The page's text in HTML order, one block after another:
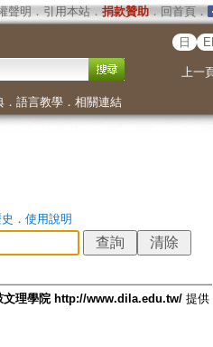
聲明 ． 引用本站． 捐款贊助．回首頁．
日
上一
． 語言教學． 相關連結
． 使用說明
文理學院 http://www.dila.edu.tw/提供